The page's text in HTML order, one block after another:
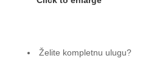
Želite kompletnu ulugu?